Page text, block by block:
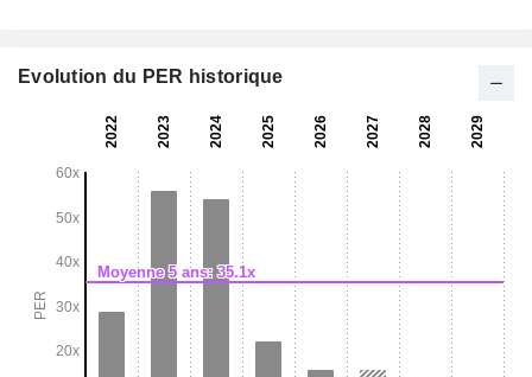
Evolution du PER historique